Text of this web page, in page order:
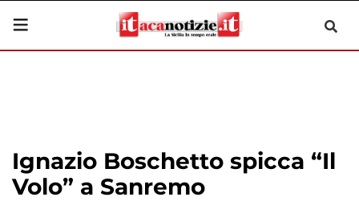
Ignazio Boschetto spicca “Il
Volo” a Sanremo